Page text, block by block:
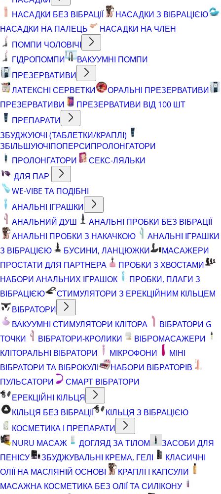
НАСАДКИ БЕЗ ВІБРАЦІЇ
НАСАДКИ З ВІБРАЦІЄЮ
НАСАДКИ НА ПАЛЕЦЬ
НАСАДКИ НА ЧЛЕН
ПОМПИ ЧОЛОВІЧІ
ГІДРОПОМПИ
ВАКУУМНІ ПОМПИ
ПРЕЗЕРВАТИВИ
ЛАТЕКСНІ СЕРВЕТКИ
ОРАЛЬНІ ПРЕЗЕРВАТИВИ
ПРЕЗЕРВАТИВИ
ПРЕЗЕРВАТИВИ ВІД 100 ШТ
ПРЕПАРАТИ
ЗБУДЖУЮЧІ (ТАБЛЕТКИ/КРАПЛІ)
ЗБІЛЬШУЮЧІПОПЕРСИПРОЛОНГАТОРИ
ПРОЛОНГАТОРИ
СЕКС-ЛЯЛЬКИ
ДЛЯ ПАР
WE-VIBE ТА ПОДІБНІ
АНАЛЬНІ ІГРАШКИ
АНАЛЬНИЙ ДУШ
АНАЛЬНІ ПРОБКИ БЕЗ ВІБРАЦІЇ
АНАЛЬНІ ПРОБКИ З НАКАЧКОЮ
АНАЛЬНІ ІГРАШКИ
З ВІБРАЦІЄЮ
БУСИНИ, ЛАНЦЮЖКИ
МАСАЖЕРИ
ПРОСТАТИ ДЛЯ ПАРТНЕРА
ПРОБКИ З ХВОСТАМИ
НАБОРИ АНАЛЬНИХ ІГРАШОК
ПРОБКИ, ПЛАГИ З
ВІБРАЦІЄЮ
СТИМУЛЯТОРИ З ЕРЕКЦІЙНИМ КІЛЬЦЕМ
ВІБРАТОРИ
ВАКУУМНІ СТИМУЛЯТОРИ КЛІТОРА
ВІБРАТОРИ G
ТОЧКИ
ВІБРАТОРИ-КРОЛИКИ
ВІБРОМАСАЖЕРИ
КЛІТОРАЛЬНІ ВІБРАТОРИ
МІКРОФОНИ
МІНІ
ВІБРАТОРИ ТА ВІБРОКУЛІ
НАБОРИ ВІБРАТОРІВ
ПУЛЬСАТОРИ
СМАРТ ВІБРАТОРИ
ЕРЕКЦІЙНІ КІЛЬЦЯ
КІЛЬЦЯ БЕЗ ВІБРАЦІЇ
КІЛЬЦЯ З ВІБРАЦІЄЮ
КОСМЕТИКА І ПРЕПАРАТИ
NURU МАСАЖ
ДОГЛЯД ЗА ТІЛОМ
ЗАСОБИ ДЛЯ
ПЕНІСУ
ЗБУДЖУВАЛЬНІ КРЕМА, ГЕЛІ
КЛАСИЧНІ
ОЛІЇ НА МАСЛЯНІЙ ОСНОВІ
КРАПЛІ І КАПСУЛИ
МАСАЖНА КОСМЕТИКА БЕЗ ОЛІЇ ТА СИЛІКОНУ